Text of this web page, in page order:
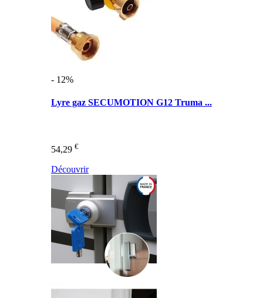
- 12%
Lyre gaz SECUMOTION G12 Truma ...
54,29 €
Découvrir